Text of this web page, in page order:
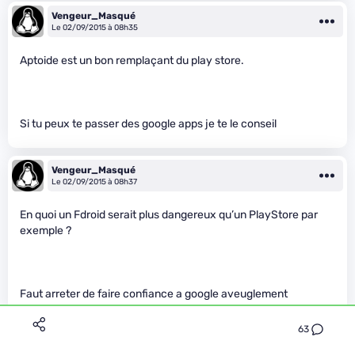
63
Vengeur_Masqué
Le 02/09/2015 à 08h35
Aptoide est un bon remplaçant du play store.
Si tu peux te passer des google apps je te le conseil
Vengeur_Masqué
Le 02/09/2015 à 08h37
En quoi un Fdroid serait plus dangereux qu’un PlayStore par
exemple ?
Faut arreter de faire confiance a google aveuglement